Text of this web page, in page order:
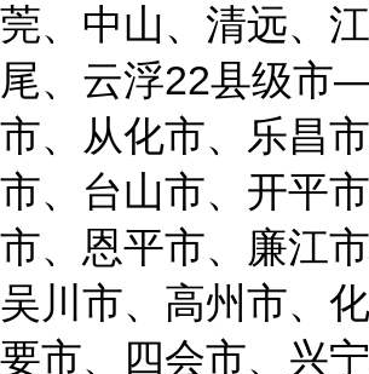
莞、中山、清远、
尾、云浮22县级
市、从化市、乐昌
市、台山市、开平
市、恩平市、廉江
吴川市、高州市、
要市、四会市、兴